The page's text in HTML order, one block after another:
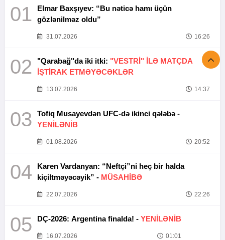
01
Elmar Baxşıyev: “Bu nəticə hamı üçün
gözlənilməz oldu”
31.07.2026 16:26
02 "Qarabağ"da iki itki: "VESTRİ" İLƏ MATÇDA
İŞTİRAK ETMƏYƏCƏKLƏR
13.07.2026 14:37
03
Tofiq Musayevdən UFC-də ikinci qələbə -
YENİLƏNİB
01.08.2026 20:52
04
Karen Vardanyan: “Neftçi”ni heç bir halda
kiçiltməyəcəyik” - MÜSAHİBƏ
22.07.2026 22:26
05 DÇ-2026: Argentina finalda! - YENİLƏNİB
16.07.2026 01:01